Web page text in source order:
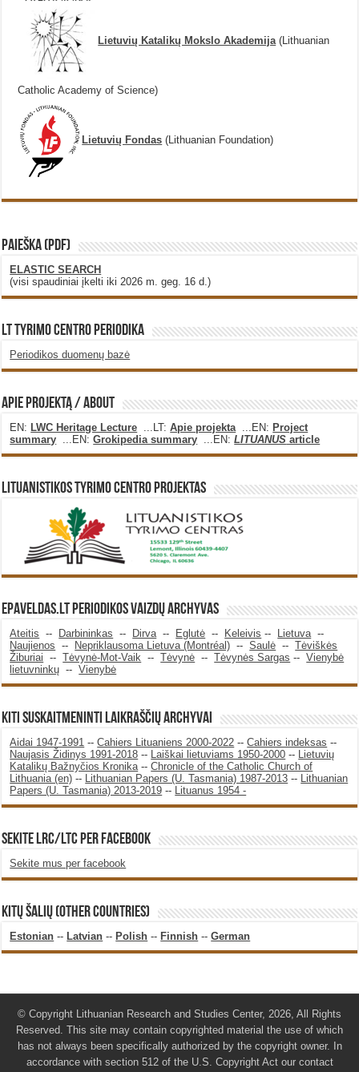
Lietuvių Katalikų Mokslo Akademija(Lithuanian
Catholic Academy of Science)
Lietuvių Fondas (Lithuanian Foundation)
PAIEŠKA (PDF)
ELASTIC SEARCH
(visi spaudiniai įkelti iki 2026 m. geg. 16 d.)
LT Tyrimo Centro Periodika
Periodikos duomenų bazė
Apie projektą / About
EN:LWC Heritage Lecture ...LT:Apie projekta ...EN:Project
summary ...EN:Grokipedia summary ...EN:LITUANUS article
Lituanistikos Tyrimo Centro Projektas
Epaveldas.LT periodikos vaizdų archyvas
Ateitis -- Darbininkas -- Dirva -- Eglutė -- Keleivis -- Lietuva --
Naujienos -- Nepriklausoma Lietuva (Montréal) --Saulė --Tėviškės
Žiburiai --Tėvynė-Mot-Vaik --Tėvynė --Tėvynės Sargas --Vienybė
lietuvninkų --Vienybė
KITI SUSKAITMENINTI LAIKRAŠČIŲ ARCHYVAI
Aidai 1947-1991 --Cahiers Lituaniens 2000-2022 --Cahiers indeksas --
Naujasis Židinys 1991-2018 -- Laiškai lietuviams 1950-2000 -- Lietuvių
Katalikų Bažnyčios Kronika --Chronicle of the Catholic Church of
Lithuania (en) -- Lithuanian Papers (U. Tasmania) 1987-2013 -- Lithuanian
Papers (U. Tasmania) 2013-2019 -- Lituanus 1954 -
SEKITE LRC/LTC PER FACEBOOK
Sekite mus per facebook
KITŲ ŠALIŲ (OTHER COUNTRIES)
Estonian --Latvian --Polish --Finnish --German
© Copyright Lithuanian Research and Studies Center, 2026, All Rights
Reserved. This site may contain copyrighted material the use of which
has not always been specifically authorized by the copyright owner. In
accordance with section 512 of the U.S. Copyright Act our contact